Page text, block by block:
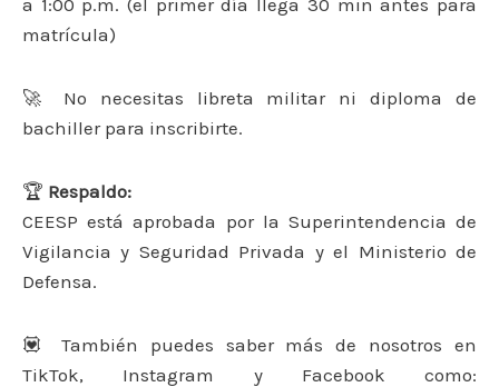
a 1:00 p.m. (el primer día llega 30 min antes para
matrícula)
🚀 No necesitas libreta militar ni diploma de
bachiller para inscribirte.
🏆 Respaldo:
CEESP está aprobada por la Superintendencia de
Vigilancia y Seguridad Privada y el Ministerio de
Defensa.
💟 También puedes saber más de nosotros en
TikTok, Instagram y Facebook como: